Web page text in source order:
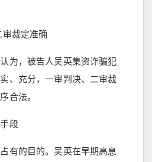
裁定准确
为，被告人吴英集资诈骗犯
、充分，一审判决、二审裁
合法。
段
有的目的。吴英在早期高息